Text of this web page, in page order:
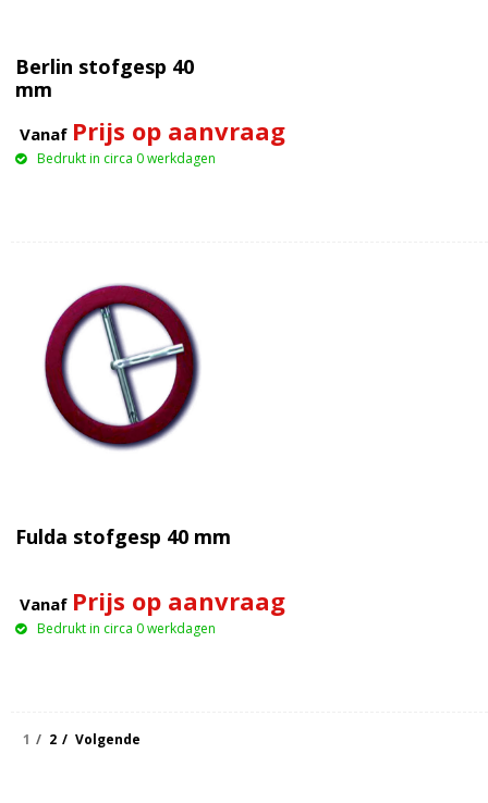
Berlin stofgesp 40
mm
Vanaf Prijs op aanvraag
Bedrukt in circa 0 werkdagen
Fulda stofgesp 40 mm
Vanaf Prijs op aanvraag
Bedrukt in circa 0 werkdagen
1 2 Volgende